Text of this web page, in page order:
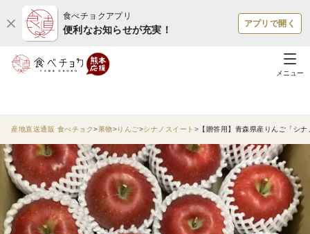
食べチョクアプリ
便利なお知らせが充実！
アプリで開く
メニュー
産地直送通販 食べチョク 果物 りんご シナノスイート 【贈答用】青森県産りんご「シ